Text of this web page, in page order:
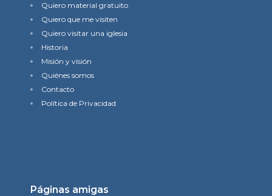
Quiero material gratuito
Quiero que me visiten
Quiero visitar una iglesia
Historia
Misión y visión
Quiénes somos
Contacto
Política de Privacidad
Páginas amigas